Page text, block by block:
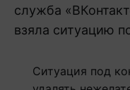
служба
взяла ситуацию
Ситуация под